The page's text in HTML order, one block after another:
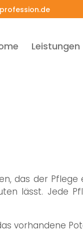
Leistungen
das der
lässt. Jede
vorhandene